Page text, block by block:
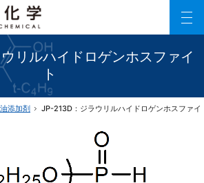
リルハイドロゲンホスファイ
ト
物を利用した製品数でご要望にお応えします。
ー 城北化学工業株式会社
添加剤 JP-213D：ジラウリルハイドロゲンホスファイ